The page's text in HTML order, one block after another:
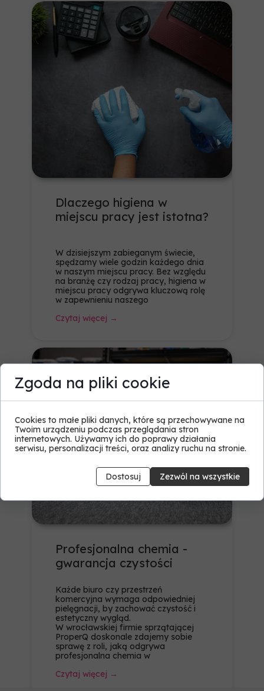
Dlaczego higiena w
miejscu pracy jest istotna?
W dzisiejszym zabieganym świecie,
spędzamy wiele godzin każdego dnia
w naszym miejscu pracy. Bez względu
na branżę czy rodzaj pracy, higiena w
miejscu pracy odgrywa kluczową rolę
w zapewnieniu naszego
Czytaj więcej →
Profesjonalna chemia -
gwarancja czystości
Każde biuro czy przestrzeń
komercyjna wymaga odpowiedniej
pielęgnacji, by zachować czystość i
estetyczny wygląd.
W wrocławskiej firmie sprzątającej
ProperQ doskonale zdajemy sobie
sprawę z roli, jaką odgrywa
profesjonalna chemia w
Czytaj więcej →
Zgoda na pliki cookie
Cookies to małe pliki danych, które są przechowywane na
Twoim urządzeniu podczas przeglądania stron
internetowych. Używamy ich do poprawy działania
serwisu, personalizacji treści, oraz analizy ruchu na stronie.
Dostosuj Zezwól na wszystkie